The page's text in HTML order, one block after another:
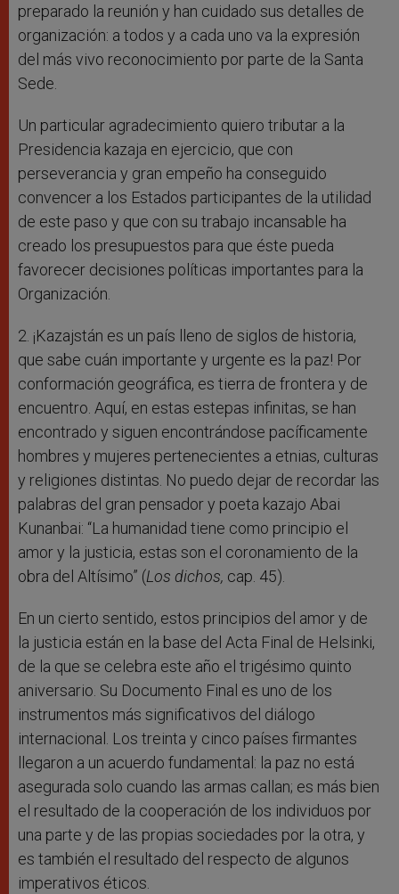
preparado la reunión y han cuidado sus detalles de
organización: a todos y a cada uno va la expresión
del más vivo reconocimiento por parte de la Santa
Sede.
Un particular agradecimiento quiero tributar a la
Presidencia kazaja en ejercicio, que con
perseverancia y gran empeño ha conseguido
convencer a los Estados participantes de la utilidad
de este paso y que con su trabajo incansable ha
creado los presupuestos para que éste pueda
favorecer decisiones políticas importantes para la
Organización.
2. ¡Kazajstán es un país lleno de siglos de historia,
que sabe cuán importante y urgente es la paz! Por
conformación geográfica, es tierra de frontera y de
encuentro. Aquí, en estas estepas infinitas, se han
encontrado y siguen encontrándose pacíficamente
hombres y mujeres pertenecientes a etnias, culturas
y religiones distintas. No puedo dejar de recordar las
palabras del gran pensador y poeta kazajo Abai
Kunanbai: “La humanidad tiene como principio el
amor y la justicia, estas son el coronamiento de la
obra del Altísimo” (Los dichos, cap. 45).
En un cierto sentido, estos principios del amor y de
la justicia están en la base del Acta Final de Helsinki,
de la que se celebra este año el trigésimo quinto
aniversario. Su Documento Final es uno de los
instrumentos más significativos del diálogo
internacional. Los treinta y cinco países firmantes
llegaron a un acuerdo fundamental: la paz no está
asegurada solo cuando las armas callan; es más bien
el resultado de la cooperación de los individuos por
una parte y de las propias sociedades por la otra, y
es también el resultado del respecto de algunos
imperativos éticos.